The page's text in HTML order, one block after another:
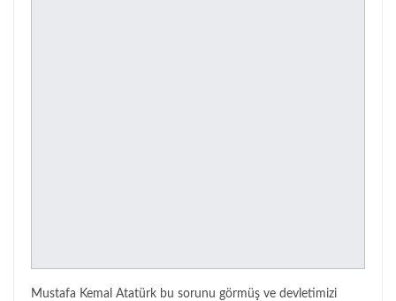
Mustafa Kemal Atatürk bu sorunu görmüş ve devletimizi